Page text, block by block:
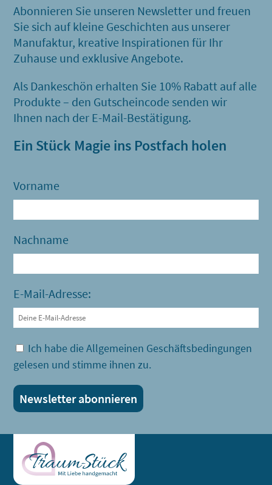
Abonnieren Sie unseren Newsletter und freuen
Sie sich auf kleine Geschichten aus unserer
Manufaktur, kreative Inspirationen für Ihr
Zuhause und exklusive Angebote.
Als Dankeschön erhalten Sie 10% Rabatt auf alle
Produkte – den Gutscheincode senden wir
Ihnen nach der E-Mail-Bestätigung.
Ein Stück Magie ins Postfach holen
Vorname
Nachname
E-Mail-Adresse:
Ich habe die Allgemeinen Geschäftsbedingungen
gelesen und stimme ihnen zu.